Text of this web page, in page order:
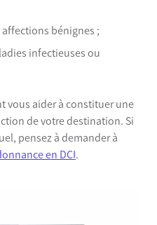
bénignes ;
infectieuses ou
vous aider à constituer une
de votre destination. Si
pensez à demander à
en DCI.